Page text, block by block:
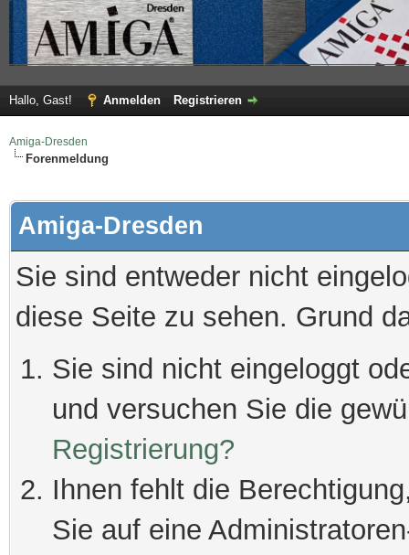
Hallo, Gast! Anmelden Registrieren
Amiga-Dresden
Forenmeldung
Amiga-Dresden
Sie sind entweder nicht
diese Seite zu sehen. Grund
Sie sind nicht eingeloggt
und versuchen Sie die
Registrierung?
Ihnen fehlt die
Sie auf eine